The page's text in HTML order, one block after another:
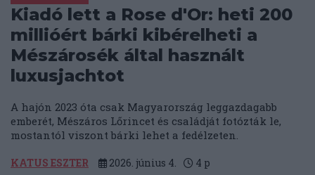
Kiadó lett a Rose d'Or: heti 200
millióért bárki kibérelheti a
Mészárosék által használt
luxusjachtot
A hajón 2023 óta csak Magyarország leggazdagabb
emberét, Mészáros Lőrincet és családját fotózták le,
mostantól viszont bárki lehet a fedélzeten.
KATUS ESZTER 2026. június 4. 4 p